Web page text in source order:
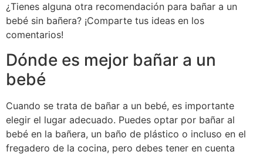
¿Tienes alguna otra recomendación para bañar a un
bebé sin bañera? ¡Comparte tus ideas en los
comentarios!
Dónde es mejor bañar a un
bebé
Cuando se trata de bañar a un bebé, es importante
elegir el lugar adecuado. Puedes optar por bañar al
bebé en la bañera, un baño de plástico o incluso en el
fregadero de la cocina, pero debes tener en cuenta